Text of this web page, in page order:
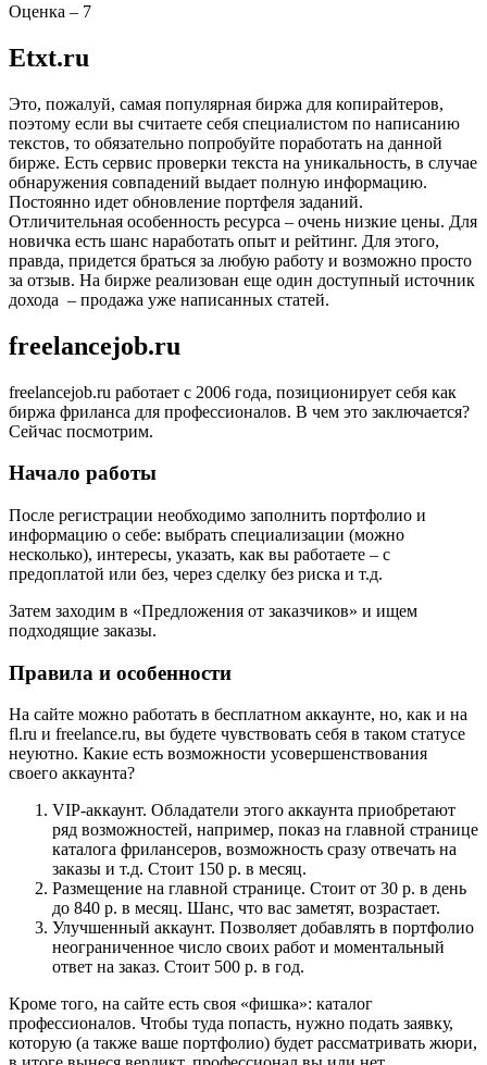
Оценка – 7
Etxt.ru
Это, пожалуй, самая популярная биржа для копирайтеров,
поэтому если вы считаете себя специалистом по написанию
текстов, то обязательно попробуйте поработать на данной
бирже. Есть сервис проверки текста на уникальность, в случае
обнаружения совпадений выдает полную информацию.
Постоянно идет обновление портфеля заданий.
Отличительная особенность ресурса – очень низкие цены. Для
новичка есть шанс наработать опыт и рейтинг. Для этого,
правда, придется браться за любую работу и возможно просто
за отзыв. На бирже реализован еще один доступный источник
дохода – продажа уже написанных статей.
freelancejob.ru
freelancejob.ru работает с 2006 года, позиционирует себя как
биржа фриланса для профессионалов. В чем это заключается?
Сейчас посмотрим.
Начало работы
После регистрации необходимо заполнить портфолио и
информацию о себе: выбрать специализации (можно
несколько), интересы, указать, как вы работаете – с
предоплатой или без, через сделку без риска и т.д.
Затем заходим в «Предложения от заказчиков» и ищем
подходящие заказы.
Правила и особенности
На сайте можно работать в бесплатном аккаунте, но, как и на
fl.ru и freelance.ru, вы будете чувствовать себя в таком статусе
неуютно. Какие есть возможности усовершенствования
своего аккаунта?
VIP-аккаунт. Обладатели этого аккаунта приобретают
ряд возможностей, например, показ на главной странице
каталога фрилансеров, возможность сразу отвечать на
заказы и т.д. Стоит 150 р. в месяц.
Размещение на главной странице. Стоит от 30 р. в день
до 840 р. в месяц. Шанс, что вас заметят, возрастает.
Улучшенный аккаунт. Позволяет добавлять в портфолио
неограниченное число своих работ и моментальный
ответ на заказ. Стоит 500 р. в год.
Кроме того, на сайте есть своя «фишка»: каталог
профессионалов. Чтобы туда попасть, нужно подать заявку,
которую (а также ваше портфолио) будет рассматривать жюри,